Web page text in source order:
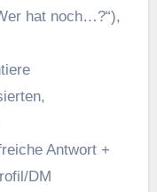
h‬at noch…?“),
Antwort +
DM